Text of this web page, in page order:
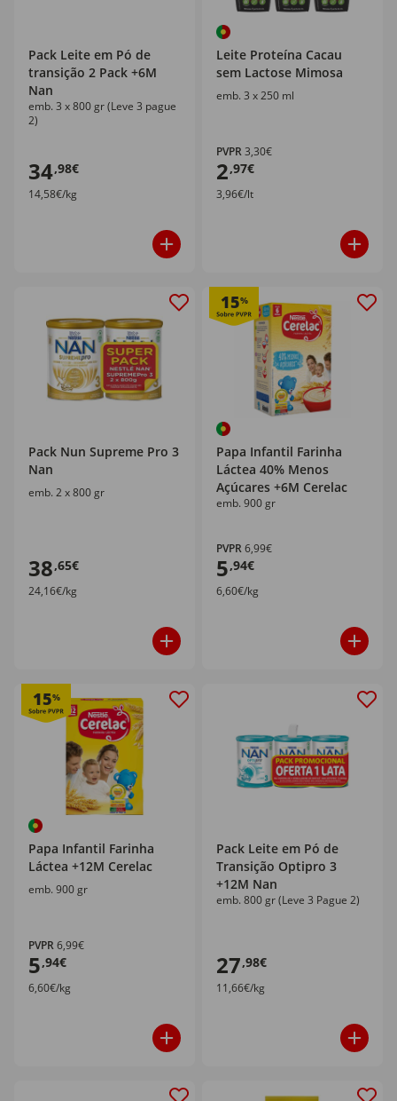
Pack Leite em Pó de
transição 2 Pack +6M
Nan
emb. 3 x 800 gr (Leve 3 pague
2)
34,98€
14,58€/kg
Leite Proteína Cacau
sem Lactose Mimosa
emb. 3 x 250 ml
PVPR3,30€
2,97€
3,96€/lt
Pack Nun Supreme Pro 3
Nan
emb. 2 x 800 gr
38,65€
24,16€/kg
15%
Papa Infantil Farinha
Láctea 40% Menos
Açúcares +6M Cerelac
emb. 900 gr
PVPR6,99€
5,94€
6,60€/kg
15%
Papa Infantil Farinha
Láctea +12M Cerelac
emb. 900 gr
PVPR6,99€
5,94€
6,60€/kg
Pack Leite em Pó de
Transição Optipro 3
+12M Nan
emb. 800 gr (Leve 3 Pague 2)
27,98€
11,66€/kg